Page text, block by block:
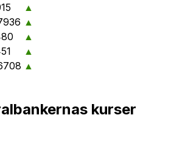
▲
▲
▲
▲
▲
kurser